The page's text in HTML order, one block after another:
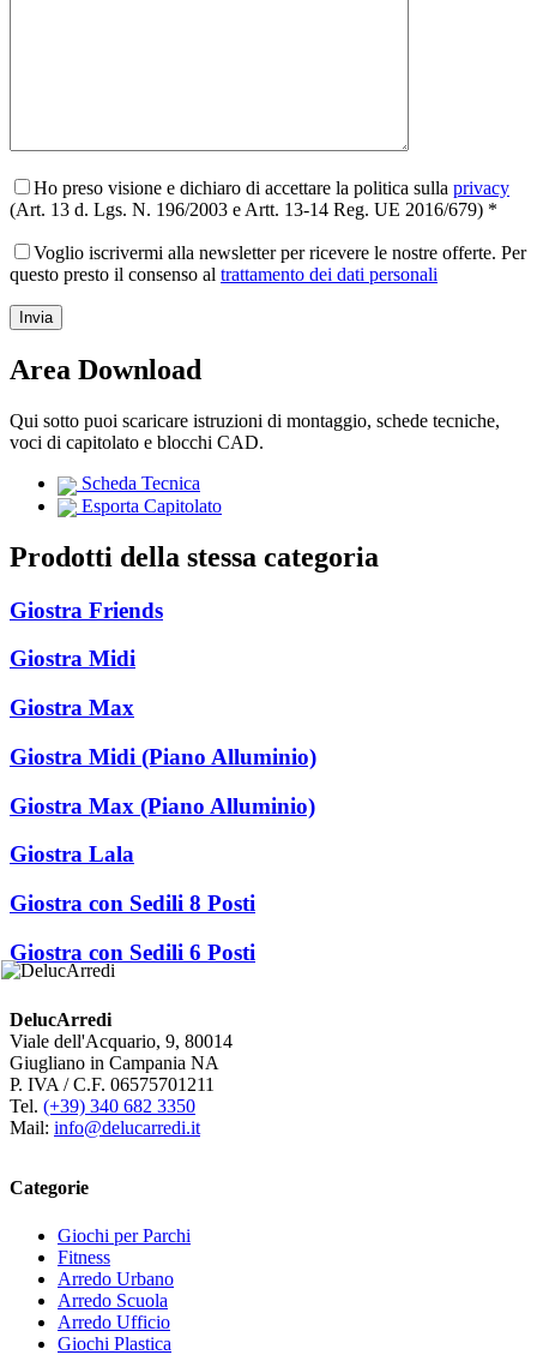
Ho preso visione e dichiaro di accettare la politica sulla privacy
(Art. 13 d. Lgs. N. 196/2003 e Artt. 13-14 Reg. UE 2016/679) *
Voglio iscrivermi alla newsletter per ricevere le nostre offerte. Per
questo presto il consenso al trattamento dei dati personali
Area Download
Qui sotto puoi scaricare istruzioni di montaggio, schede tecniche,
voci di capitolato e blocchi CAD.
Scheda Tecnica
Esporta Capitolato
Prodotti della stessa categoria
Giostra Friends
Giostra Midi
Giostra Max
Giostra Midi (Piano Alluminio)
Giostra Max (Piano Alluminio)
Giostra Lala
Giostra con Sedili 8 Posti
Giostra con Sedili 6 Posti
DelucArredi
Viale dell'Acquario, 9, 80014
Giugliano in Campania NA
P. IVA / C.F. 06575701211
Tel. (+39) 340 682 3350
Mail: info@delucarredi.it
Categorie
Giochi per Parchi
Fitness
Arredo Urbano
Arredo Scuola
Arredo Ufficio
Giochi Plastica